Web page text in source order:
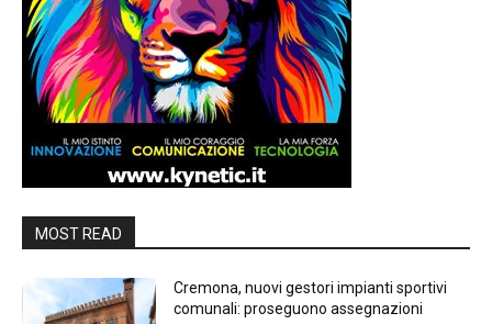
MOST READ
Cremona, nuovi gestori impianti sportivi
comunali: proseguono assegnazioni